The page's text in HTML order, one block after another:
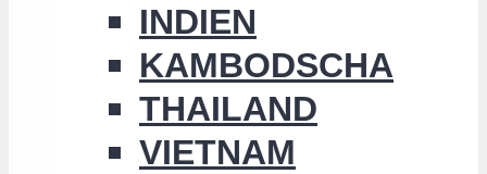
INDIEN
KAMBODSCHA
THAILAND
VIETNAM